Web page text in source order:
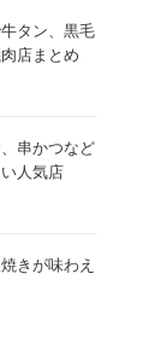
牛タン、黒毛
店まとめ
串かつなど
い人気店
きが味わえ